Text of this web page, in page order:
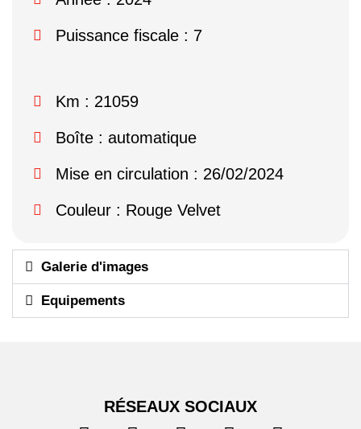
Puissance fiscale : 7
Km : 21059
Boîte : automatique
Mise en circulation : 26/02/2024
Couleur : Rouge Velvet
Galerie d'images
Equipements
RÉSEAUX SOCIAUX